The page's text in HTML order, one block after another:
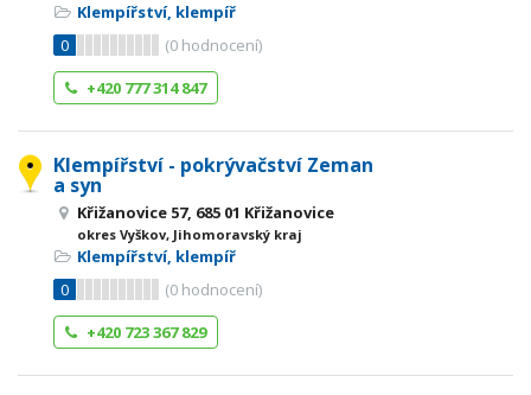
Klempířství, klempíř
0
(0 hodnocení)
+420 777 314 847
Klempířství - pokrývačství Zeman
a syn
Křižanovice 57, 685 01 Křižanovice
okres Vyškov, Jihomoravský kraj
Klempířství, klempíř
0
(0 hodnocení)
+420 723 367 829